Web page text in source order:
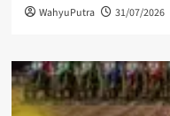
WahyuPutra 31/07/2026